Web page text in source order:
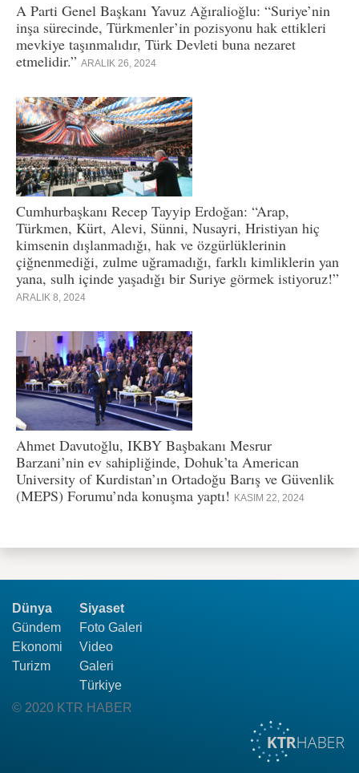
A Parti Genel Başkanı Yavuz Ağıralioğlu: “Suriye’nin
inşa sürecinde, Türkmenler’in pozisyonu hak ettikleri
mevkiye taşınmalıdır, Türk Devleti buna nezaret
etmelidir.” ARALIK 26, 2024
Cumhurbaşkanı Recep Tayyip Erdoğan: “Arap,
Türkmen, Kürt, Alevi, Sünni, Nusayri, Hristiyan hiç
kimsenin dışlanmadığı, hak ve özgürlüklerinin
çiğnenmediği, zulme uğramadığı, farklı kimliklerin yan
yana, sulh içinde yaşadığı bir Suriye görmek istiyoruz!”
ARALIK 8, 2024
Ahmet Davutoğlu, IKBY Başbakanı Mesrur
Barzani’nin ev sahipliğinde, Dohuk’ta American
University of Kurdistan’ın Ortadoğu Barış ve Güvenlik
(MEPS) Forumu’nda konuşma yaptı! KASIM 22, 2024
Dünya
Gündem
Ekonomi
Turizm
Siyaset
Foto Galeri
Video
Galeri
Türkiye
© 2020 KTR HABER